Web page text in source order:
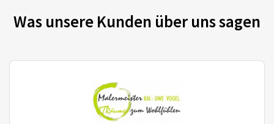
Was unsere Kunden über uns sagen